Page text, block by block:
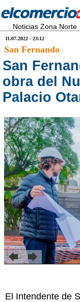
Noticias Zona Norte
11.07.2022 - 23:12
San Fernando
San
obra del
Palacio
El Intendente de